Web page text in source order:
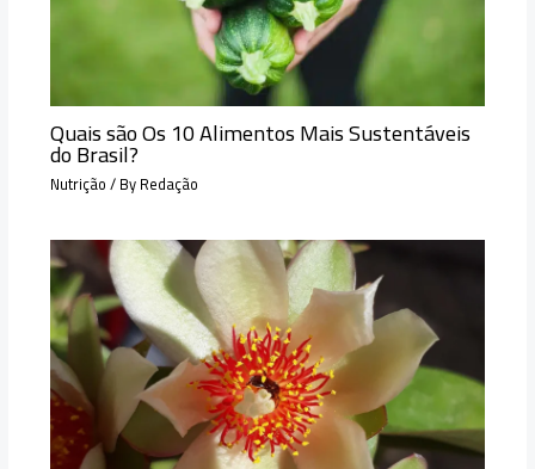
Quais são Os 10 Alimentos Mais Sustentáveis
do Brasil?
Nutrição/ ByRedação